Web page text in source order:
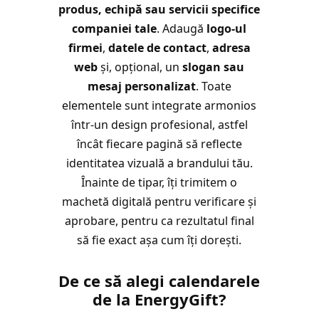
produs, echipă sau servicii specifice
companiei tale. Adaugă logo-ul
firmei, datele de contact, adresa
webși, opțional, unslogan sau
mesaj personalizat. Toate
elementele sunt integrate armonios
într-un design profesional, astfel
încât fiecare pagină să reflecte
identitatea vizuală a brandului tău.
Înainte de tipar, îți trimitem o
machetă digitală pentru verificare și
aprobare, pentru ca rezultatul final
să fie exact așa cum îți dorești.
De ce să alegi calendarele
de la EnergyGift?